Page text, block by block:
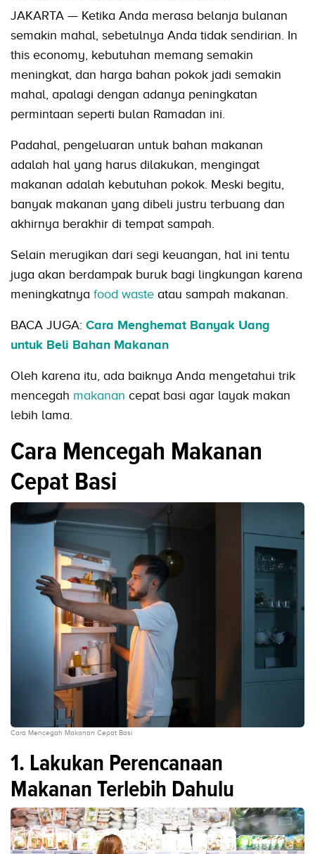
JAKARTA — Ketika Anda merasa belanja bulanan
semakin mahal, sebetulnya Anda tidak sendirian. In
this economy, kebutuhan memang semakin
meningkat, dan harga bahan pokok jadi semakin
mahal, apalagi dengan adanya peningkatan
permintaan seperti bulan Ramadan ini.
Padahal, pengeluaran untuk bahan makanan
adalah hal yang harus dilakukan, mengingat
makanan adalah kebutuhan pokok. Meski begitu,
banyak makanan yang dibeli justru terbuang dan
akhirnya berakhir di tempat sampah.
Selain merugikan dari segi keuangan, hal ini tentu
juga akan berdampak buruk bagi lingkungan karena
meningkatnya food waste atau sampah makanan.
BACA JUGA: Cara Menghemat Banyak Uang
untuk Beli Bahan Makanan
Oleh karena itu, ada baiknya Anda mengetahui trik
mencegah makanan cepat basi agar layak makan
lebih lama.
Cara Mencegah Makanan
Cepat Basi
Cara Mencegah Makanan Cepat Basi
1. Lakukan Perencanaan
Makanan Terlebih Dahulu